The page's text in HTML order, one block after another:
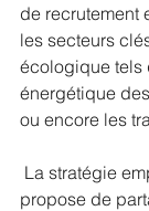
de recrutement
les secteurs
écologique tels
énergétique
ou encore les
La stratégie
propose de